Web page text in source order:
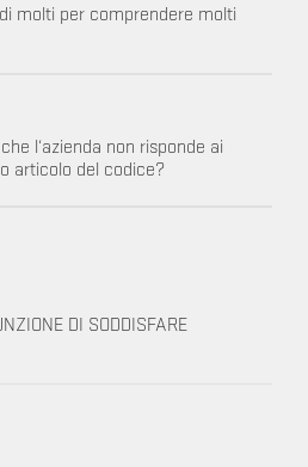
molti per comprendere molti
l‘azienda non risponde ai
articolo del codice?
DI SODDISFARE